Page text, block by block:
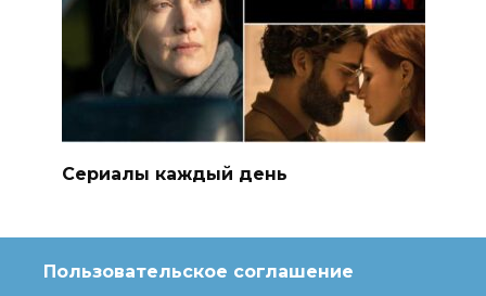
Сериалы каждый день
Пользовательское соглашение